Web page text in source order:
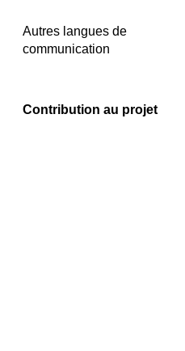
Autres langues de
communication
Contribution au projet